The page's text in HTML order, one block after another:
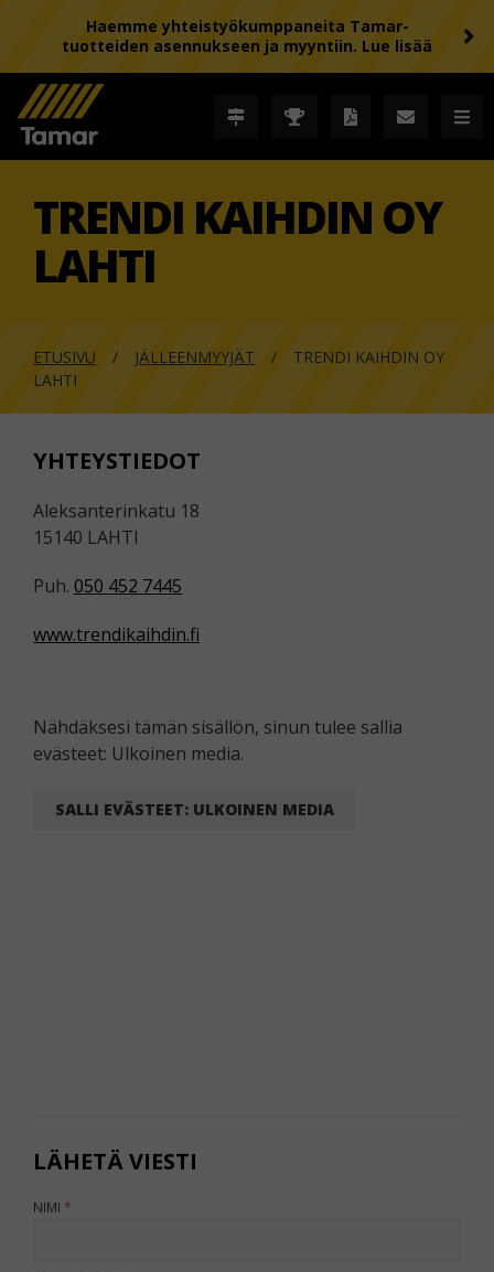
Haemme yhteistyökumppaneita Tamar-
tuotteiden asennukseen ja myyntiin. Lue lisää
TRENDI KAIHDIN OY
LAHTI
ETUSIVU JÄLLEENMYYJÄT
TRENDI KAIHDIN OY
LAHTI
YHTEYSTIEDOT
Aleksanterinkatu 18
15140 LAHTI
Puh. 050 452 7445
www.trendikaihdin.fi
Nähdäksesi tämän sisällön, sinun tulee sallia
evästeet: Ulkoinen media.
SALLI EVÄSTEET: ULKOINEN MEDIA
LÄHETÄ VIESTI
NIMI